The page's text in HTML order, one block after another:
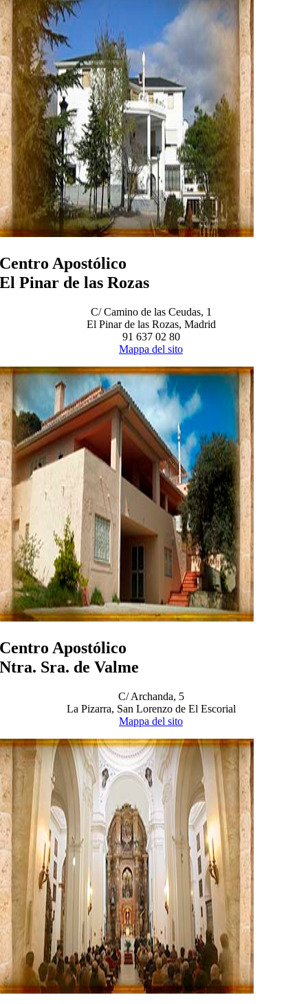
Centro Apostólico
El Pinar de las Rozas
C/ Camino de las Ceudas, 1
El Pinar de las Rozas, Madrid
91 637 02 80
Mappa del sito
Centro Apostólico
Ntra. Sra. de Valme
C/ Archanda, 5
La Pizarra, San Lorenzo de El Escorial
Mappa del sito